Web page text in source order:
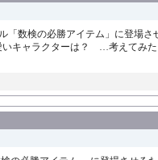
数検の必勝アイテム」に登場
いキャラクターは？ …考えてみた